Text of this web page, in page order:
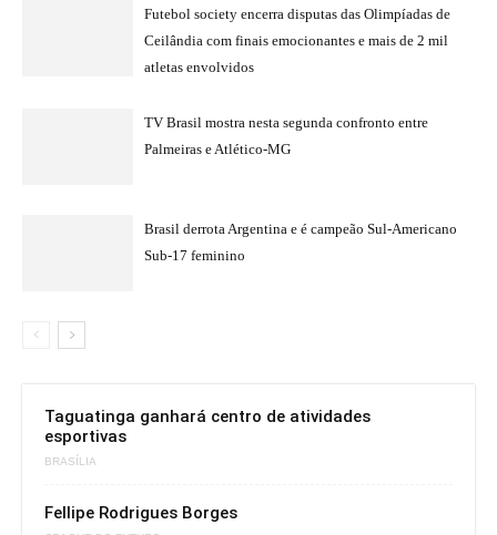
Futebol society encerra disputas das Olimpíadas de
Ceilândia com finais emocionantes e mais de 2 mil
atletas envolvidos
TV Brasil mostra nesta segunda confronto entre
Palmeiras e Atlético-MG
Brasil derrota Argentina e é campeão Sul-Americano
Sub-17 feminino
Taguatinga ganhará centro de atividades
esportivas
BRASÍLIA
Fellipe Rodrigues Borges